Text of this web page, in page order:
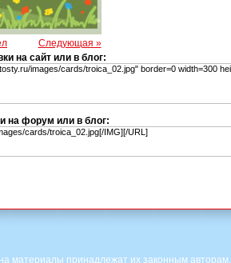
Следующая »
на сайт или в блог:
на форум или в блог:
материалы принадлежат их законным авторам.